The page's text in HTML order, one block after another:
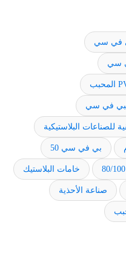
في سي
سي
في سي
للصناعات البلاستيكية
بي في سي 50
خامات البلاستيك
صناعة الأحذية